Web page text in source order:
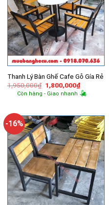
Thanh Lý Bàn Ghế Cafe Gỗ Gía Rẻ
1,950,000₫ Giá
gốc
là:
1,800,000₫Giá
hiện
tại
Còn hàng - Giao nhanh
-16%